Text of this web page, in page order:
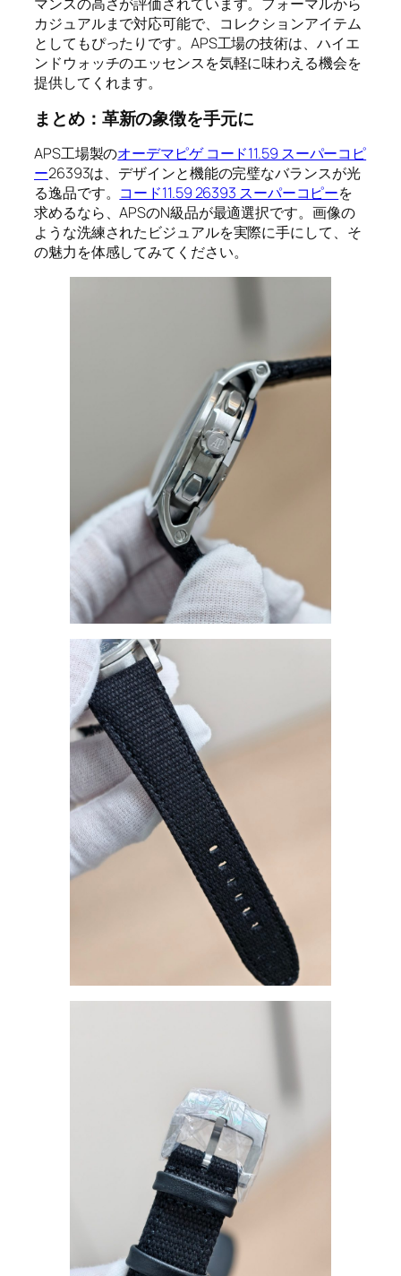
カジュアルまで対応可能で、コレクションアイテム
としてもぴったりです。APS工場の技術は、ハイエ
ンドウォッチのエッセンスを気軽に味わえる機会を
提供してくれます。
まとめ：革新の象徴を手元に
APS工場製のオーデマピゲ コード11.59 スーパーコピ
ー26393は、デザインと機能の完璧なバランスが光
る逸品です。 コード11.59 26393 スーパーコピーを
求めるなら、APSのN級品が最適選択です。画像の
ような洗練されたビジュアルを実際に手にして、そ
の魅力を体感してみてください。